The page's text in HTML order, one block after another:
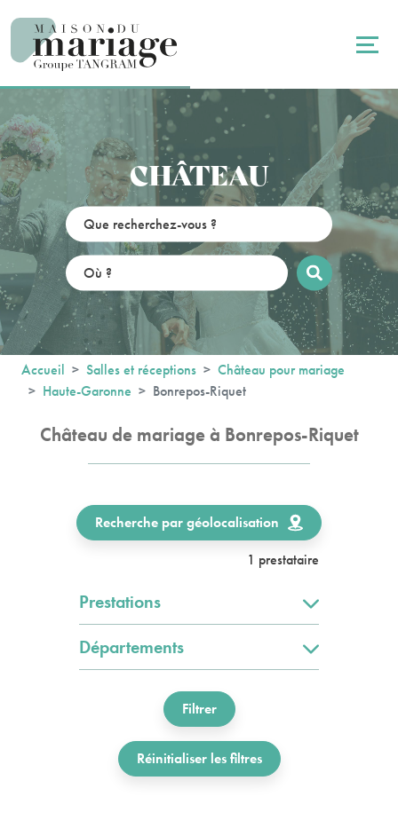
CHÂTEAU
Accueil Salles et réceptions
Château pour mariage
Haute-Garonne
Bonrepos-Riquet
Château de mariage à Bonrepos-Riquet
Recherche par géolocalisation
1 prestataire
Prestations
Départements
Filtrer
Réinitialiser les filtres